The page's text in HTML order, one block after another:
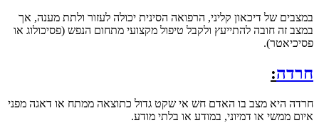
במצבים של דיכאון קליני, הרפואה הסינית יכולה לעזור ולתת מענה, אך
במצב זה חובה להתייעץ ולקבל טיפול מקצועי מתחום הנפש (פסיכולוג או
פסיכיאטר).
חרדה:
חרדה היא מצב בו האדם חש אי שקט גדול כתוצאה ממתח או דאגה מפני
איום ממשי או דמיוני, במודע או בלתי מודע.